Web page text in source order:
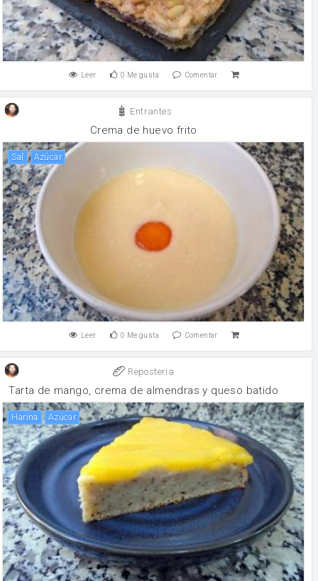
Leer 0 Me gusta Comentar
Entrantes
Crema de huevo frito
sal Azúcar
Leer 0 Me gusta Comentar
Reposteria
Tarta de mango, crema de almendras y queso batido
harina Azúcar